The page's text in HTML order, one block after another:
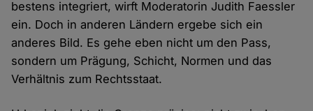
bestens integriert, wirft Moderatorin Judith Faessler
ein. Doch in anderen Ländern ergebe sich ein
anderes Bild. Es gehe eben nicht um den Pass,
sondern um Prägung, Schicht, Normen und das
Verhältnis zum Rechtsstaat.